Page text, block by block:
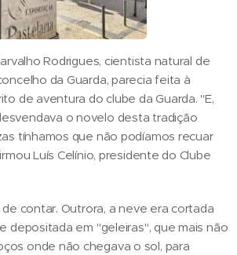
Rodrigues, cientista natural de
da Guarda, parecia feita à
de aventura do clube da Guarda. "E,
o novelo desta tradição
tínhamos que não podíamos recuar
Luís Celínio, presidente do Clube
contar. Outrora, a neve era cortada
depositada em "geleiras", que mais não
onde não chegava o sol, para